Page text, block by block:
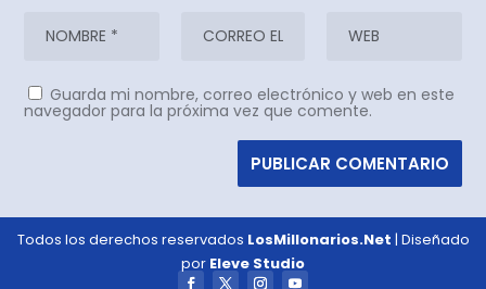
Guarda mi nombre, correo electrónico y web en este
navegador para la próxima vez que comente.
Todos los derechos reservados LosMillonarios.Net | Diseñado
por Eleve Studio